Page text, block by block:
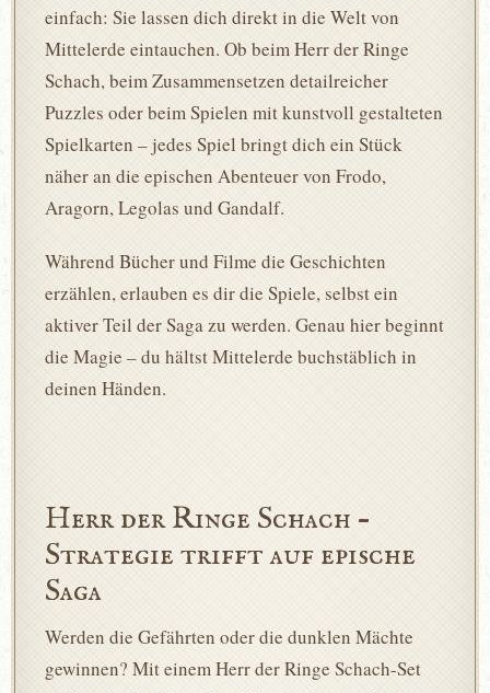
einfach: Sie lassen dich direkt in die Welt von
Mittelerde eintauchen. Ob beim Herr der Ringe
Schach, beim Zusammensetzen detailreicher
Puzzles oder beim Spielen mit kunstvoll gestalteten
Spielkarten – jedes Spiel bringt dich ein Stück
näher an die epischen Abenteuer von Frodo,
Aragorn, Legolas und Gandalf.
Während Bücher und Filme die Geschichten
erzählen, erlauben es dir die Spiele, selbst ein
aktiver Teil der Saga zu werden. Genau hier beginnt
die Magie – du hältst Mittelerde buchstäblich in
deinen Händen.
Herr der Ringe Schach –
Strategie trifft auf epische
Saga
Werden die Gefährten oder die dunklen Mächte
gewinnen? Mit einem Herr der Ringe Schach-Set